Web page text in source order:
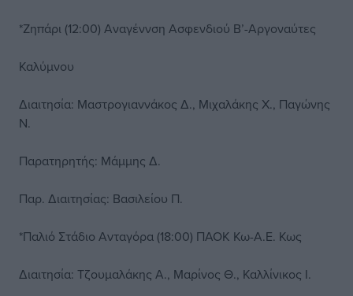
*Ζηπάρι (12:00) Αναγέννση Ασφενδιού Β’-Αργοναύτες
Καλύμνου
Διαιτησία: Μαστρογιαννάκος Δ., Μιχαλάκης Χ., Παγώνης
Ν.
Παρατηρητής: Μάμμης Δ.
Παρ. Διαιτησίας: Βασιλείου Π.
*Παλιό Στάδιο Ανταγόρα (18:00) ΠΑΟΚ Κω-Α.Ε. Κως
Διαιτησία: Τζουμαλάκης Α., Μαρίνος Θ., Καλλίνικος Ι.